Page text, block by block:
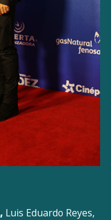
Luis Eduardo Reyes,